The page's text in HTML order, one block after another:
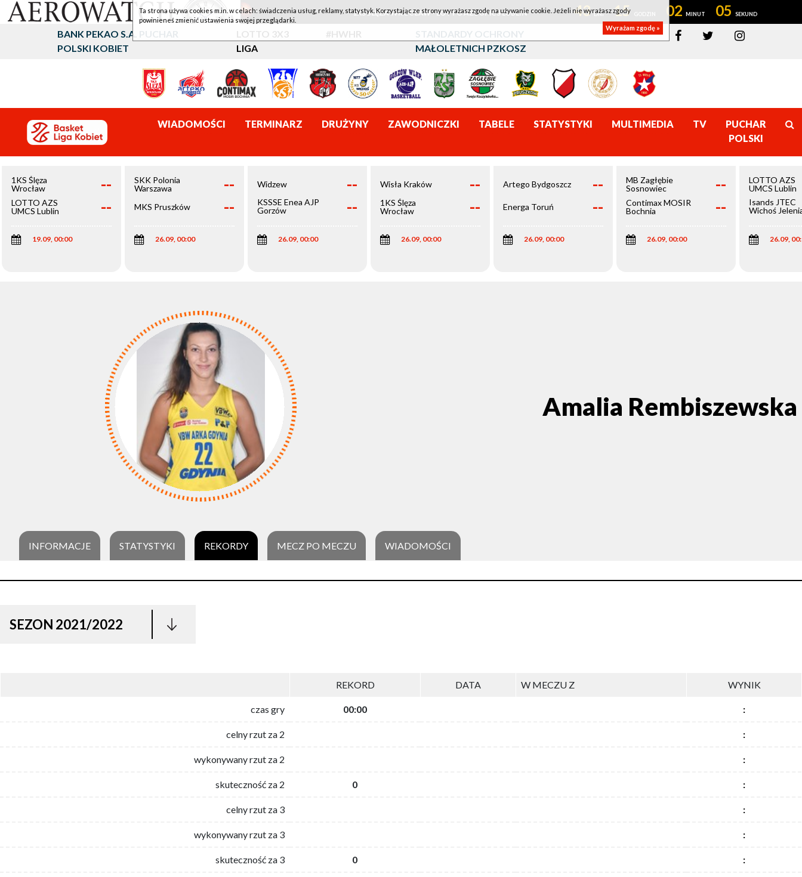
1KS ŚLĘZA WROCŁAW - LOTTO AZS UMCS LUBLIN 43 15 02 05
BANK PEKAO S.A. PUCHAR
POLSKI KOBIET
LOTTO 3X3
LIGA
#HWHR
STANDARDY OCHRONY
MAŁOLETNICH PZKOSZ
WIADOMOŚCI TERMINARZ DRUŻYNY ZAWODNICZKI TABELE STATYSTYKI MULTIMEDIA TV
PUCHAR
POLSKI
1KS Ślęza
Wrocław
--
LOTTO AZS
UMCS Lublin
--
19.09, 00:00
SKK Polonia
Warszawa
--
MKS Pruszków --
26.09, 00:00
Widzew --
KSSSE Enea AJP
Gorzów
--
26.09, 00:00
Wisła Kraków --
1KS Ślęza
Wrocław
--
26.09, 00:00
Artego Bydgoszcz --
Energa Toruń --
26.09, 00:00
MB Zagłębie
Sosnowiec
--
Contimax MOSIR
Bochnia
--
26.09, 00:00
LOTTO AZS
UMCS Lublin
Isands JTEC
Wichoś
26.09,
Amalia Rembiszewska
INFORMACJE STATYSTYKI REKORDY MECZ PO MECZU WIADOMOŚCI
SEZON 2021/2022
REKORD DATA W MECZU Z WYNIK
czas gry 00:00 :
celny rzut za 2 :
wykonywany rzut za 2 :
skuteczność za 2 0 :
celny rzut za 3 :
wykonywany rzut za 3 :
skuteczność za 3 0 :
Ta strona używa cookies m.in. w celach: świadczenia usług, reklamy, statystyk. Korzystając ze strony wyrażasz zgodę na używanie cookie. Jeżeli nie wyrażasz zgody
powinieneś zmienić ustawienia swojej przeglądarki.
Wyrażam zgodę »